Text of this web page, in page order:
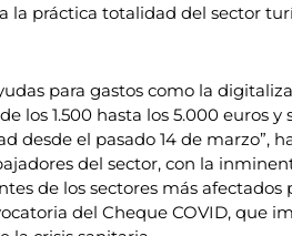
la práctica totalidad del sector
para gastos como la
los 1.500 hasta los 5.000 euros
desde el pasado 14 de marzo”,
del sector, con la
de los sectores más
del Cheque COVID, que